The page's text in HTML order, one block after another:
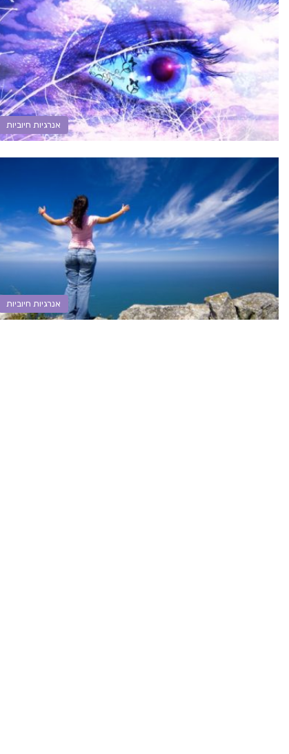
אנרגיות חיוביות
אנרגיות חיוביות